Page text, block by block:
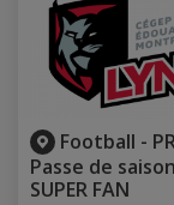
Football -
Passe de
SUPER FAN